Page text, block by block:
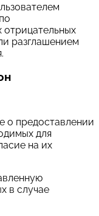
разглашением
о предоставлении
для
на их
в случае